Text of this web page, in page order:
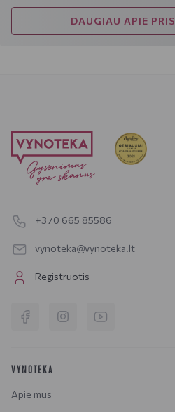
DAUGIAU APIE
+370 665 85586
vynoteka@vynoteka.lt
Registruotis
VYNOTEKA
Apie mus